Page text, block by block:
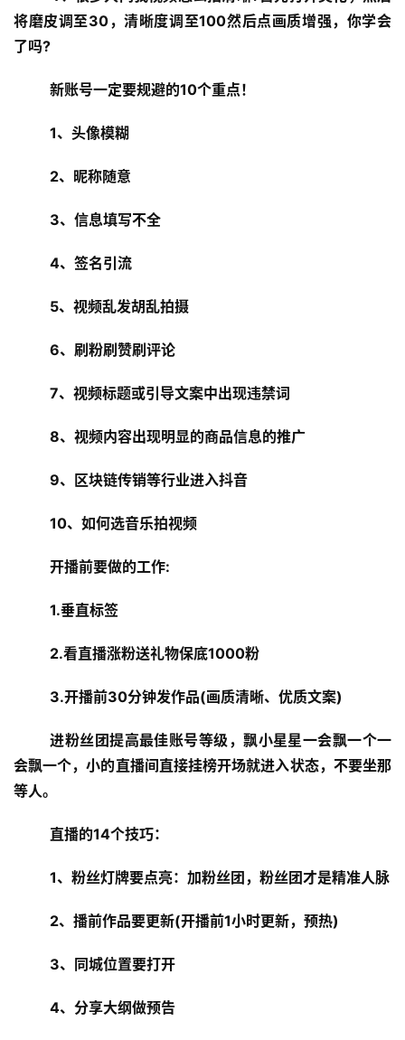
将磨皮调至30，清晰度调至100然后点画质增强，你学会
了吗?
新账号一定要规避的10个重点！
1、头像模糊
2、昵称随意
3、信息填写不全
4、签名引流
5、视频乱发胡乱拍摄
6、刷粉刷赞刷评论
7、视频标题或引导文案中出现违禁词
8、视频内容出现明显的商品信息的推广
9、区块链传销等行业进入抖音
10、如何选音乐拍视频
开播前要做的工作:
1.垂直标签
2.看直播涨粉送礼物保底1000粉
3.开播前30分钟发作品(画质清晰、优质文案)
进粉丝团提高最佳账号等级，飘小星星一会飘一个一
会飘一个，小的直播间直接挂榜开场就进入状态，不要坐那
等人。
直播的14个技巧：
1、粉丝灯牌要点亮：加粉丝团，粉丝团才是精准人脉
2、播前作品要更新(开播前1小时更新，预热)
3、同城位置要打开
4、分享大纲做预告